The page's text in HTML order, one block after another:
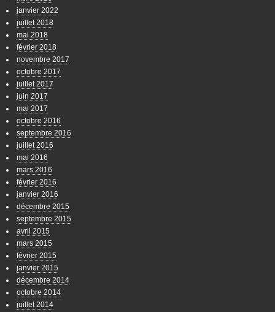
janvier 2022
juillet 2018
mai 2018
février 2018
novembre 2017
octobre 2017
juillet 2017
juin 2017
mai 2017
octobre 2016
septembre 2016
juillet 2016
mai 2016
mars 2016
février 2016
janvier 2016
décembre 2015
septembre 2015
avril 2015
mars 2015
février 2015
janvier 2015
décembre 2014
octobre 2014
juillet 2014